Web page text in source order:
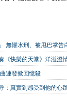
無懼水刑、被甩巴掌告
《快樂的天堂》洋溢溫
連發掀回憶殺
：真實到感受到他的心